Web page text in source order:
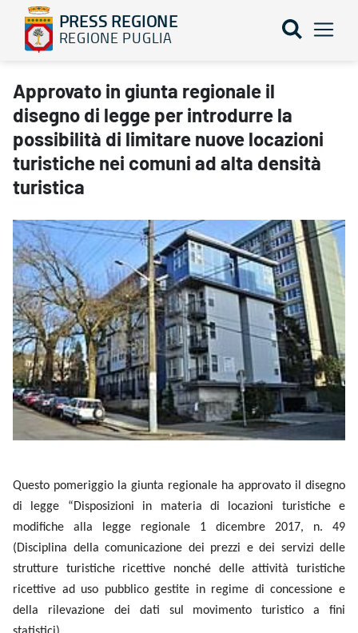
PRESS REGIONE
REGIONE PUGLIA
Approvato in giunta regionale il disegno di legge per introdurre
Approvato in giunta regionale il
disegno di legge per introdurre la
possibilità di limitare nuove locazioni
turistiche nei comuni ad alta densità
turistica
Questo pomeriggio la giunta regionale ha approvato il
disegno di legge “Disposizioni in materia di locazioni
turistiche e modifiche alla legge regionale 1 dicembre 2017,
n. 49 (Disciplina della comunicazione dei prezzi e dei servizi
delle strutture turistiche ricettive nonché delle attività
turistiche ricettive ad uso pubblico gestite in regime di
concessione e della rilevazione dei dati sul movimento
turistico a fini statistici).